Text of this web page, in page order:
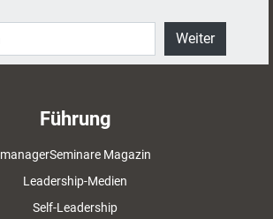
Weiter
Führung
managerSeminare Magazin
Leadership-Medien
Self-Leadership